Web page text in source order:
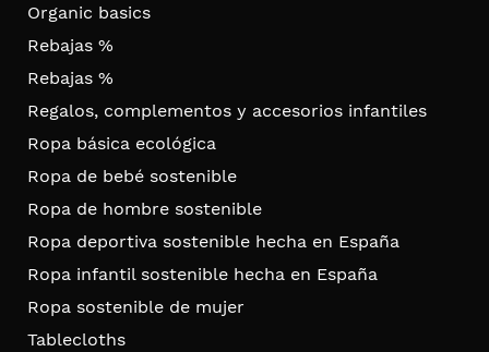
Organic basics
Rebajas %
Rebajas %
Regalos, complementos y accesorios infantiles
Ropa básica ecológica
Ropa de bebé sostenible
Ropa de hombre sostenible
Ropa deportiva sostenible hecha en España
Ropa infantil sostenible hecha en España
Ropa sostenible de mujer
Tablecloths